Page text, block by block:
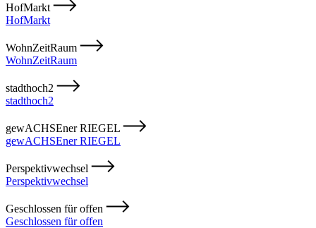
HofMarkt
HofMarkt
WohnZeitRaum
WohnZeitRaum
stadthoch2
stadthoch2
gewACHSEner RIEGEL
gewACHSEner RIEGEL
Perspektivwechsel
Perspektivwechsel
Geschlossen für offen
Geschlossen für offen